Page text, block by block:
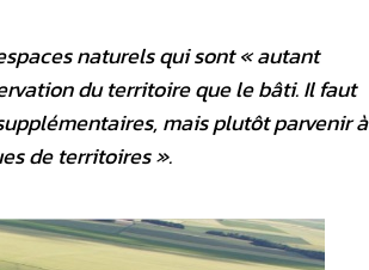
naturels qui sont «autant
du territoire que le bâti. Il faut
mais plutôt parvenir à
de territoires ».